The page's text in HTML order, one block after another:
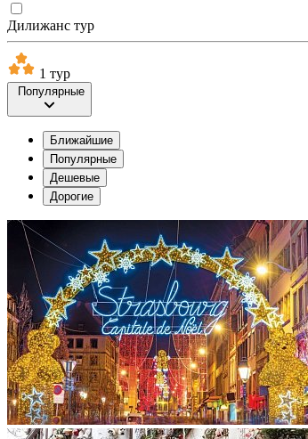
Дилижанс тур
1 тур
Популярные
Ближайшие
Популярные
Дешевые
Дорогие